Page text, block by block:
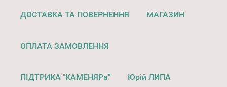
ДОСТАВКА ТА ПОВЕРНЕННЯ МАГАЗИН
ОПЛАТА ЗАМОВЛЕННЯ
ПІДТРИКА "КАМЕНЯРа" Юрій ЛИПА